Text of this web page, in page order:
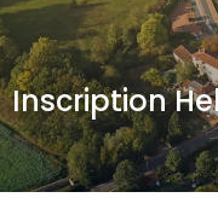
Inscription